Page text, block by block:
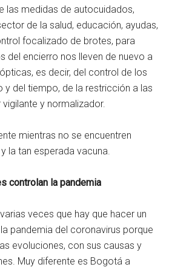
las medidas de autocuidados,
de la salud, educación, ayudas,
focalizado de brotes, para
del encierro nos lleven de nuevo a
es decir, del control de los
y del tiempo, de la restricción a las
y normalizador.
mientras no se encuentren
la tan esperada vacuna.
controlan la pandemia
veces que hay que hacer un
pandemia del coronavirus porque
evoluciones, con sus causas y
Muy diferente es Bogotá a